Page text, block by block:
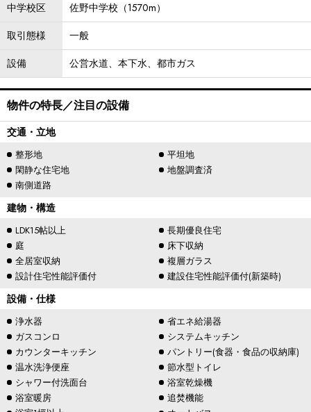
中学校区
佐野中学校（1570m）
取引態様
一般
設備
公営水道、本下水、都市ガス
物件の特長／注目の設備
交通・立地
整形地
平坦地
閑静な住宅地
地盤調査済
南側道路
建物・構造
LDK15帖以上
長期優良住宅
庭
床下収納
全居室収納
複層ガラス
設計住宅性能評価付
建設住宅性能評価付(新築時)
設備・仕様
浄水器
省エネ給湯器
ガスコンロ
システムキッチン
カウンターキッチン
パントリー(食器・食品の収納庫)
温水洗浄便座
節水型トイレ
シャワー付洗面台
浴室乾燥機
浴室暖房
追焚機能